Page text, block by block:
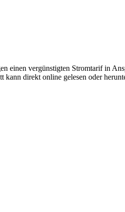
einen vergünstigten Stromtarif in
direkt online gelesen oder